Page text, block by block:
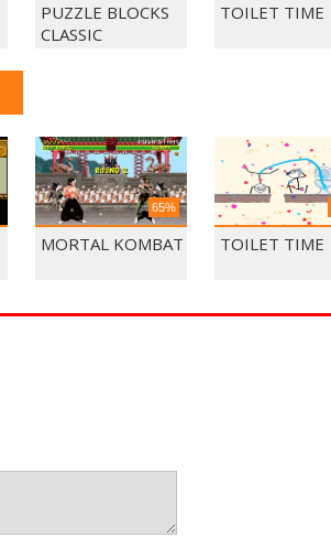
PUZZLE BLOCKS
CLASSIC
TOILET TIME
65%
MORTAL KOMBAT TOILET TIME